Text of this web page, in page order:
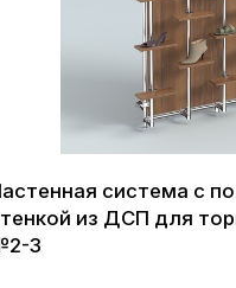
система с
из ДСП для
3